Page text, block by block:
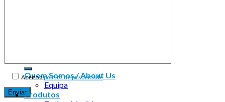
Aceito apolítica de privacidade
Quem Somos / About Us
Equipa
Produtos